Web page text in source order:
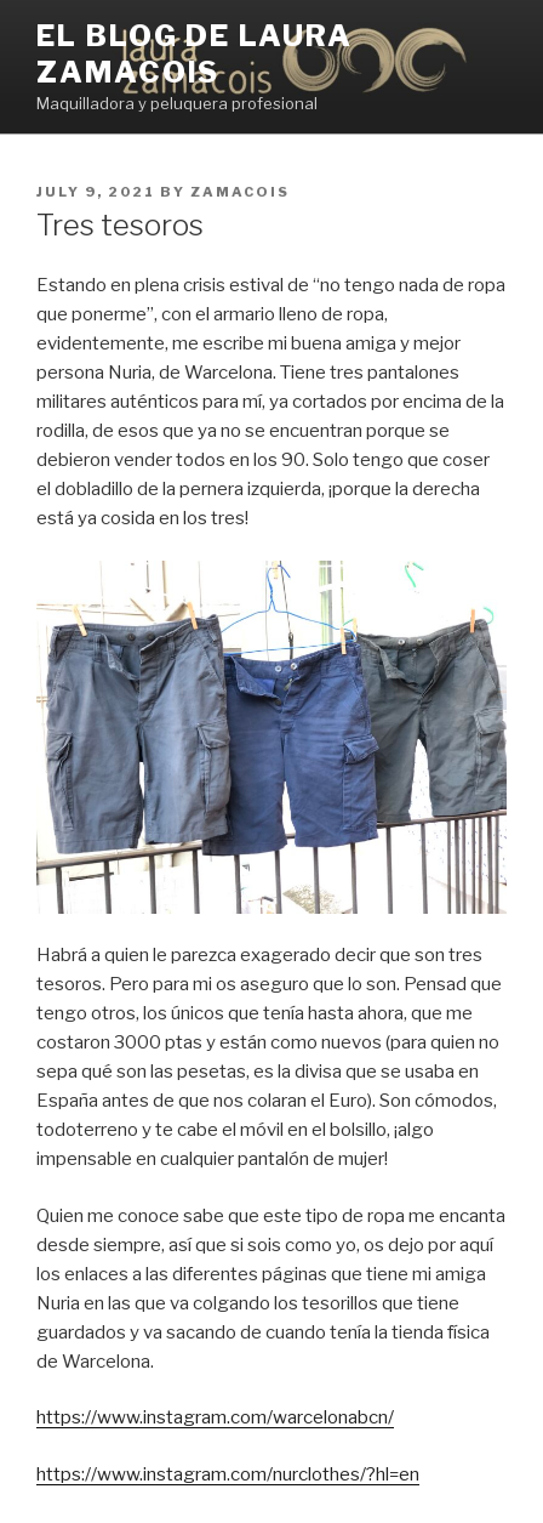
content
EL BLOG DE LAURA
ZAMACOIS
Maquilladora y peluquera profesional
POSTED
ON
JULY 9, 2021 BY ZAMACOIS
Tres tesoros
Estando en plena crisis estival de “no tengo nada de ropa
que ponerme”, con el armario lleno de ropa,
evidentemente, me escribe mi buena amiga y mejor
persona Nuria, de Warcelona. Tiene tres pantalones
militares auténticos para mí, ya cortados por encima de la
rodilla, de esos que ya no se encuentran porque se
debieron vender todos en los 90. Solo tengo que coser
el dobladillo de la pernera izquierda, ¡porque la derecha
está ya cosida en los tres!
Habrá a quien le parezca exagerado decir que son tres
tesoros. Pero para mi os aseguro que lo son. Pensad que
tengo otros, los únicos que tenía hasta ahora, que me
costaron 3000 ptas y están como nuevos (para quien no
sepa qué son las pesetas, es la divisa que se usaba en
España antes de que nos colaran el Euro). Son cómodos,
todoterreno y te cabe el móvil en el bolsillo, ¡algo
impensable en cualquier pantalón de mujer!
Quien me conoce sabe que este tipo de ropa me encanta
desde siempre, así que si sois como yo, os dejo por aquí
los enlaces a las diferentes páginas que tiene mi amiga
Nuria en las que va colgando los tesorillos que tiene
guardados y va sacando de cuando tenía la tienda física
de Warcelona.
https://www.instagram.com/warcelonabcn/
https://www.instagram.com/nurclothes/?hl=en